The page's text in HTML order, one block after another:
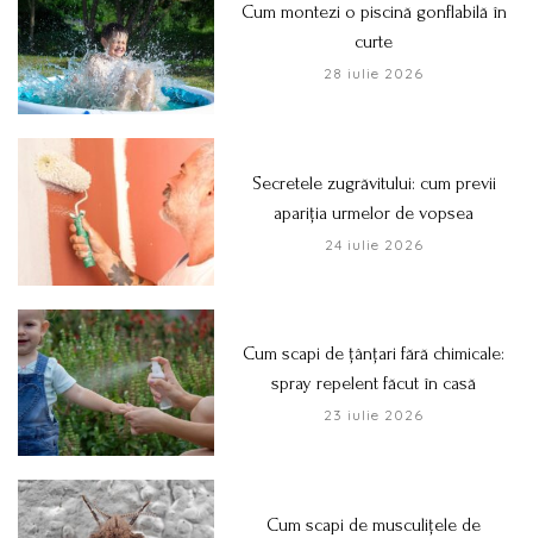
Cum montezi o piscină gonflabilă în
curte
28 iulie 2026
Secretele zugrăvitului: cum previi
apariția urmelor de vopsea
24 iulie 2026
Cum scapi de țânțari fără chimicale:
spray repelent făcut în casă
23 iulie 2026
Cum scapi de musculițele de